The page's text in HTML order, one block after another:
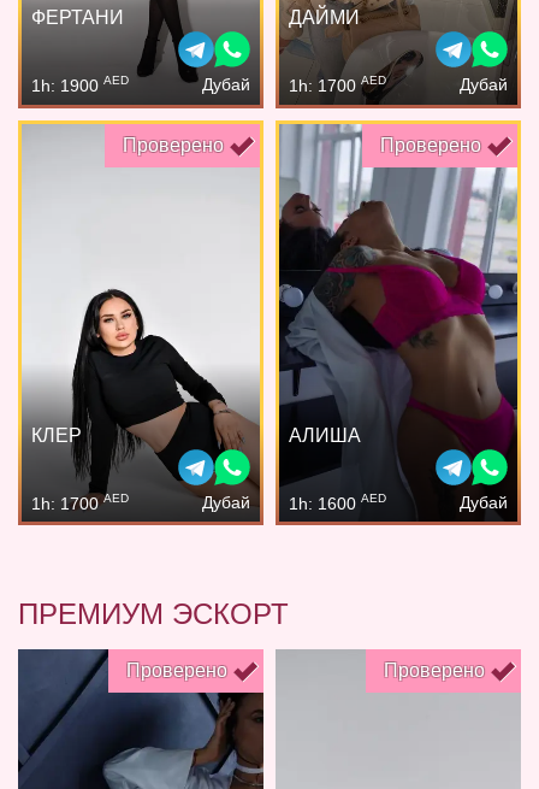
ФЕРТАНИ
1h: 1900 AED Дубай
ДАЙМИ
1h: 1700 AED Дубай
Проверено
КЛЕР
1h: 1700AED Дубай
Проверено
АЛИША
1h: 1600 AED Дубай
ПРЕМИУМ ЭСКОРТ
Проверено Проверено